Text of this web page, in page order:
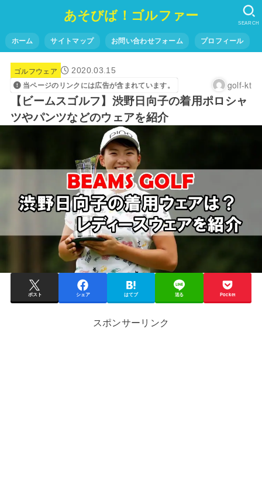
あそびば！ゴルファー
ホーム サイトマップ お問い合わせフォーム プロフィール
SEARCH
ゴルフウェア 2020.03.15
当ページのリンクには広告が含まれています。 golf-kt
【ビームスゴルフ】渋野日向子の着用ポロシャ
ツやパンツなどのウェアを紹介
ポスト シェア はてブ 送る Pocket
スポンサーリンク